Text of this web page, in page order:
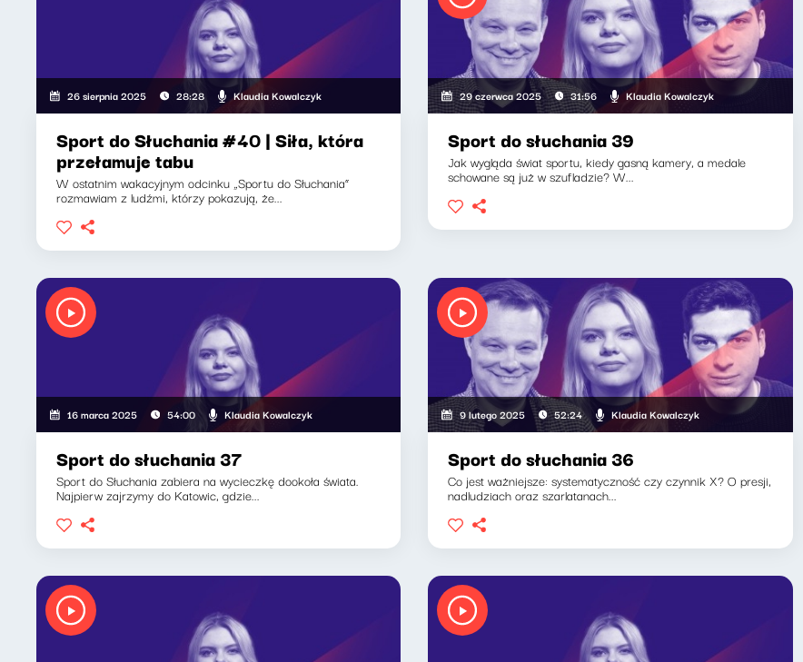
26 sierpnia 2025 28:28 Klaudia Kowalczyk
Sport do Słuchania #40 | Siła, która
przełamuje tabu
W ostatnim wakacyjnym odcinku „Sportu do Słuchania”
rozmawiam z ludźmi, którzy pokazują, że...
29 czerwca 2025 31:56 Klaudia Kowalczyk
Sport do słuchania 39
Jak wygląda świat sportu, kiedy gasną kamery, a medale
schowane są już w szufladzie? W...
16 marca 2025 54:00 Klaudia Kowalczyk
Sport do słuchania 37
Sport do Słuchania zabiera na wycieczkę dookoła świata.
Najpierw zajrzymy do Katowic, gdzie...
9 lutego 2025 52:24 Klaudia Kowalczyk
Sport do słuchania 36
Co jest ważniejsze: systematyczność czy czynnik X? O presji,
nadludziach oraz szarlatanach...